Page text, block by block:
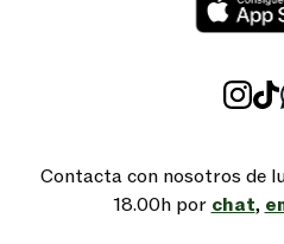
Contacta con nosotros de
18.00h por chat,